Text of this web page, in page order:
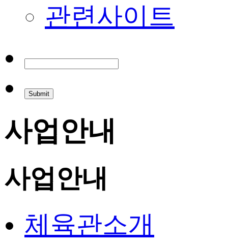
관련사이트
사업안내
사업안내
체육관소개